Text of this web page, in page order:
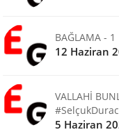
BAĞLAMA - 1
12 Haziran
VALLAHİ
5 Haziran